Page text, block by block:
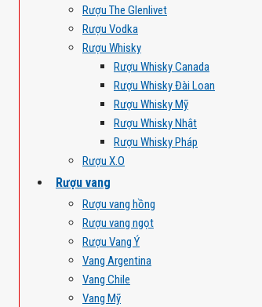
Rượu The Glenlivet
Rượu Vodka
Rượu Whisky
Rượu Whisky Canada
Rượu Whisky Đài Loan
Rượu Whisky Mỹ
Rượu Whisky Nhật
Rượu Whisky Pháp
Rượu X.O
Rượu vang
Rượu vang hồng
Rượu vang ngọt
Rượu Vang Ý
Vang Argentina
Vang Chile
Vang Mỹ